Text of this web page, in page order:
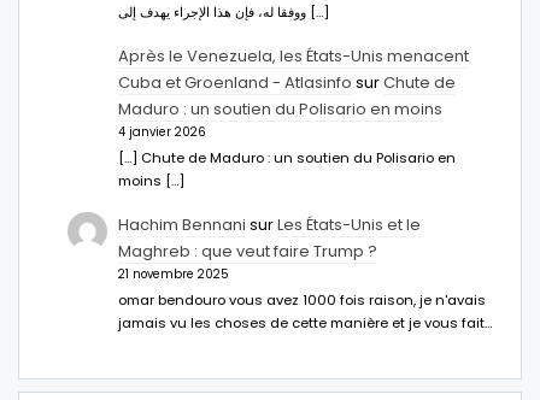
ووفقا له، فإن هذا الإجراء يهدف إلى […]
Après le Venezuela, les États-Unis menacent
Cuba et Groenland - Atlasinfo surChute de
Maduro : un soutien du Polisario en moins
4 janvier 2026
[…] Chute de Maduro : un soutien du Polisario en
moins […]
Hachim Bennani surLes États-Unis et le
Maghreb : que veut faire Trump ?
21 novembre 2025
omar bendouro vous avez 1000 fois raison, je n'avais
jamais vu les choses de cette manière et je vous fait…